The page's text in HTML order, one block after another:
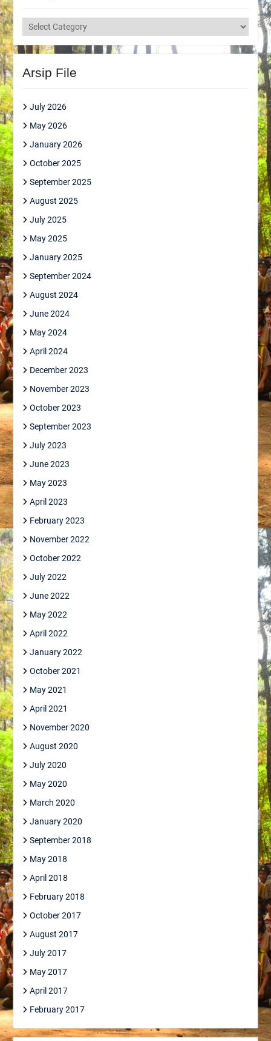
Kategori
Arsip File
July 2026
May 2026
January 2026
October 2025
September 2025
August 2025
July 2025
May 2025
January 2025
September 2024
August 2024
June 2024
May 2024
April 2024
December 2023
November 2023
October 2023
September 2023
July 2023
June 2023
May 2023
April 2023
February 2023
November 2022
October 2022
July 2022
June 2022
May 2022
April 2022
January 2022
October 2021
May 2021
April 2021
November 2020
August 2020
July 2020
May 2020
March 2020
January 2020
September 2018
May 2018
April 2018
February 2018
October 2017
August 2017
July 2017
May 2017
April 2017
February 2017